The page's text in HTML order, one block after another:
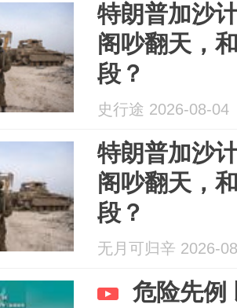
特朗普加沙
阁吵翻天，
段？
史行途 2026-08-04
特朗普加沙
阁吵翻天，
段？
无月可归辛 2026-
危险先例